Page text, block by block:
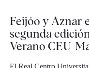
Feijóo y Aznar
segunda
Verano CEU-